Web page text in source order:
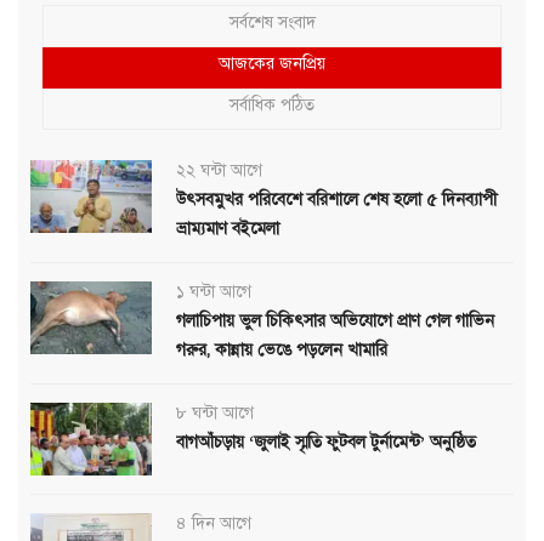
সর্বশেষ সংবাদ
আজকের জনপ্রিয়
সর্বাধিক পঠিত
২২ ঘন্টা আগে
উৎসবমুখর পরিবেশে বরিশালে শেষ হলো ৫ দিনব্যাপী
ভ্রাম্যমাণ বইমেলা
১ ঘন্টা আগে
গলাচিপায় ভুল চিকিৎসার অভিযোগে প্রাণ গেল গাভিন
গরুর, কান্নায় ভেঙে পড়লেন খামারি
৮ ঘন্টা আগে
বাগআঁচড়ায় ‘জুলাই স্মৃতি ফুটবল টুর্নামেন্ট’ অনুষ্ঠিত
৪ দিন আগে